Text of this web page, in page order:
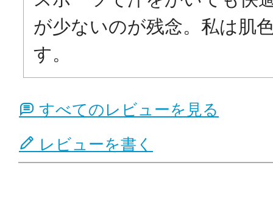
が少ないのが残念。私は肌
す。
すべてのレビューを見る
レビューを書く